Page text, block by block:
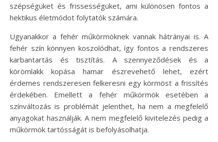
szépségüket és frissességüket, ami különösen fontos a
hektikus életmódot folytatók számára.
Ugyanakkor a fehér műkörmöknek vannak hátrányai is. A
fehér szín könnyen koszolódhat, így fontos a rendszeres
karbantartás és tisztítás. A szennyeződések és a
körömlakk kopása hamar észrevehető lehet, ezért
érdemes rendszeresen felkeresni egy körmöst a frissítés
érdekében. Emellett a fehér műkörmök esetében a
színváltozás is problémát jelenthet, ha nem a megfelelő
anyagokat használják. A nem megfelelő kivitelezés pedig a
műkörmök tartósságát is befolyásolhatja.